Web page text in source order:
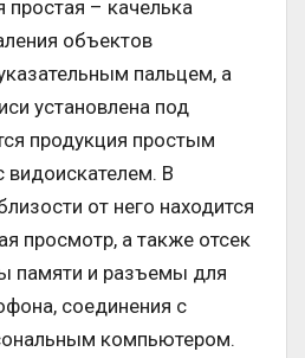
простая – качелька
объектов
пальцем, а
установлена под
продукция простым
видоискателем. В
от него находится
просмотр, а также отсек
памяти и разъемы для
соединения с
компьютером.